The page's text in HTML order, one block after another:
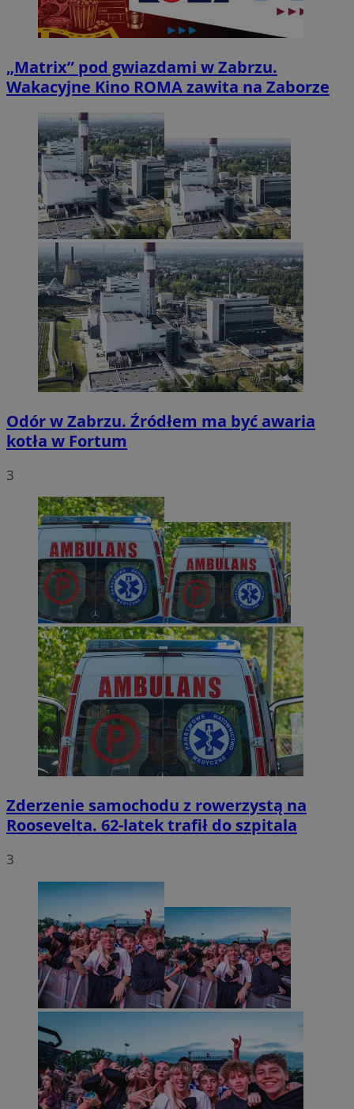
„Matrix” pod gwiazdami w Zabrzu.
Wakacyjne Kino ROMA zawita na Zaborze
Odór w Zabrzu. Źródłem ma być awaria
kotła w Fortum
3
Zderzenie samochodu z rowerzystą na
Roosevelta. 62-latek trafił do szpitala
3